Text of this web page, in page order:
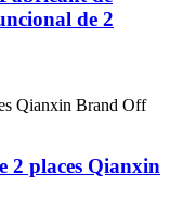
de 2
2 places Qianxin